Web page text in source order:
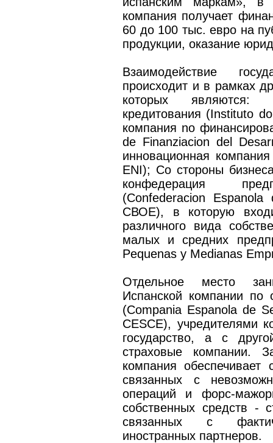
компания получает
60 до 100 тыс. евро на
продукции, оказание
Взаимодействие
происходит и в рамках
которых являются: -
кредитования (Instituto
компания no
de Finanziacion del
инновационная
ENI); Co стороны
конфедерация
(Confederacion
СВОЕ), в которую
различного вида
малых и средних
Pequenas у Medianas
Отдельное место
Испанской компании по
(Compania Espanola de
CESCE), учредителями
государство, а с
страховые компании.
компания обеспечивает
связанных с
операций и форс-
собственных средств -
связанных с
иностранных партнеров.